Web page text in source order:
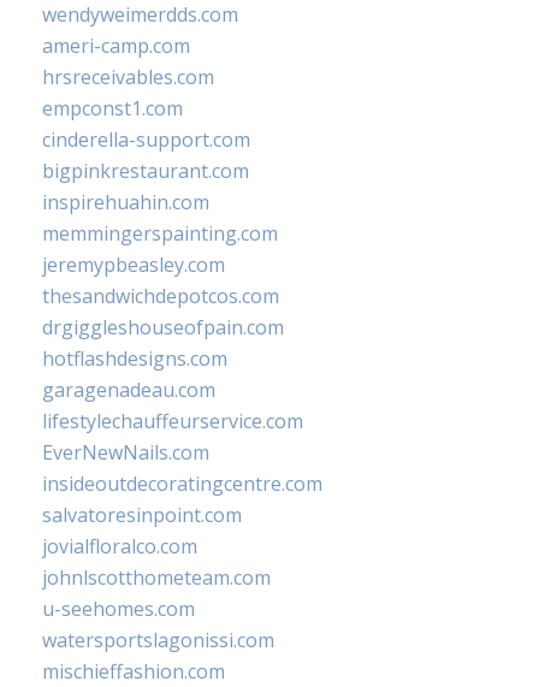
wendyweimerdds.com
ameri-camp.com
hrsreceivables.com
empconst1.com
cinderella-support.com
bigpinkrestaurant.com
inspirehuahin.com
memmingerspainting.com
jeremypbeasley.com
thesandwichdepotcos.com
drgiggleshouseofpain.com
hotflashdesigns.com
garagenadeau.com
lifestylechauffeurservice.com
EverNewNails.com
insideoutdecoratingcentre.com
salvatoresinpoint.com
jovialfloralco.com
johnlscotthometeam.com
u-seehomes.com
watersportslagonissi.com
mischieffashion.com